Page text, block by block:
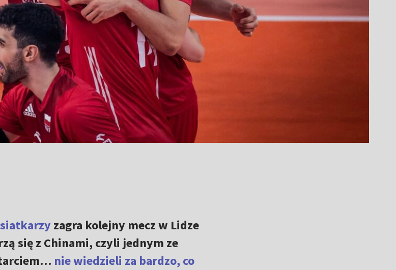
zagra kolejny mecz w Lidze
się z Chinami, czyli jednym ze
nie wiedzieli za bardzo, co